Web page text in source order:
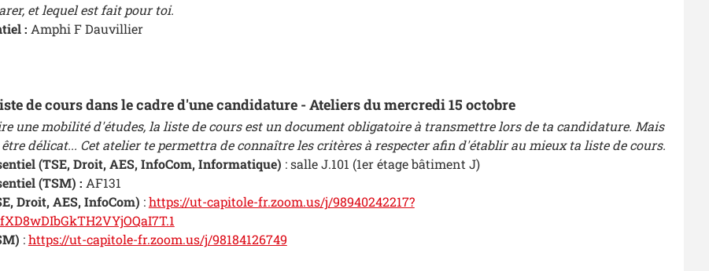
et lequel est fait pour toi.
: Amphi F Dauvillier
de cours dans le cadre d'une candidature - Ateliers du mercredi 15 octobre
une mobilité d'études, la liste de cours est un document obligatoire à transmettre lors de ta candidature. Mais
délicat... Cet atelier te permettra de connaître les critères à respecter afin d'établir au mieux ta liste de cours.
(TSE, Droit, AES, InfoCom, Informatique) : salle J.101 (1er étage bâtiment J)
(TSM) : AF131
Droit, AES, InfoCom) :https://ut-capitole-fr.zoom.us/j/98940242217?
:https://ut-capitole-fr.zoom.us/j/98184126749